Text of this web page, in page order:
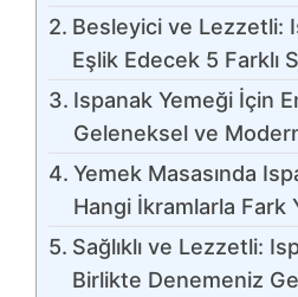
Besleyici ve Lezzetli:
Eşlik Edecek 5 Farklı
Ispanak Yemeği İçin
Geleneksel ve
Yemek Masasında
Hangi İkramlarla Fark
Sağlıklı ve Lezzetli:
Birlikte Denemeniz